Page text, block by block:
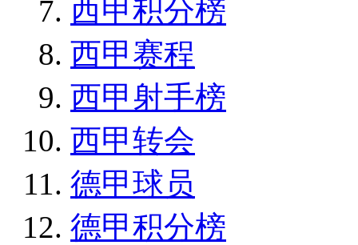
西甲积分榜
西甲赛程
西甲射手榜
西甲转会
德甲球员
德甲积分榜